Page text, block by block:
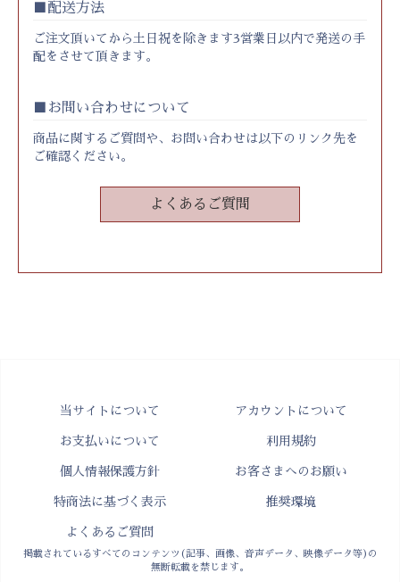
配送方法
ご注文頂いてから土日祝を除きます3営業日以内で発送の手
配をさせて頂きます。
お問い合わせについて
商品に関するご質問や、お問い合わせは以下のリンク先を
ご確認ください。
よくあるご質問
当サイトについて アカウントについて
お支払いについて 利用規約
個人情報保護方針 お客さまへのお願い
特商法に基づく表示 推奨環境
よくあるご質問
掲載されているすべてのコンテンツ(記事、画像、音声データ、映像データ等)の
無断転載を禁じます。